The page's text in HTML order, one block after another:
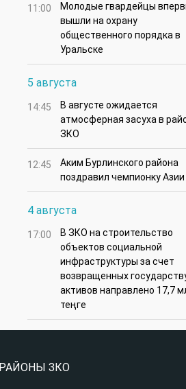
11:00
Молодые гвардейцы
вышли на охрану
общественного порядка в
Уральске
5 августа
14:45
В августе ожидается
атмосферная засуха в
ЗКО
12:45
Аким Бурлинского района
поздравил чемпионку Азии
4 августа
17:00
В ЗКО на строительство
объектов социальной
инфраструктуры за счет
возвращенных
активов направлено 17,7
теңге
РАЙОНЫ ЗКО